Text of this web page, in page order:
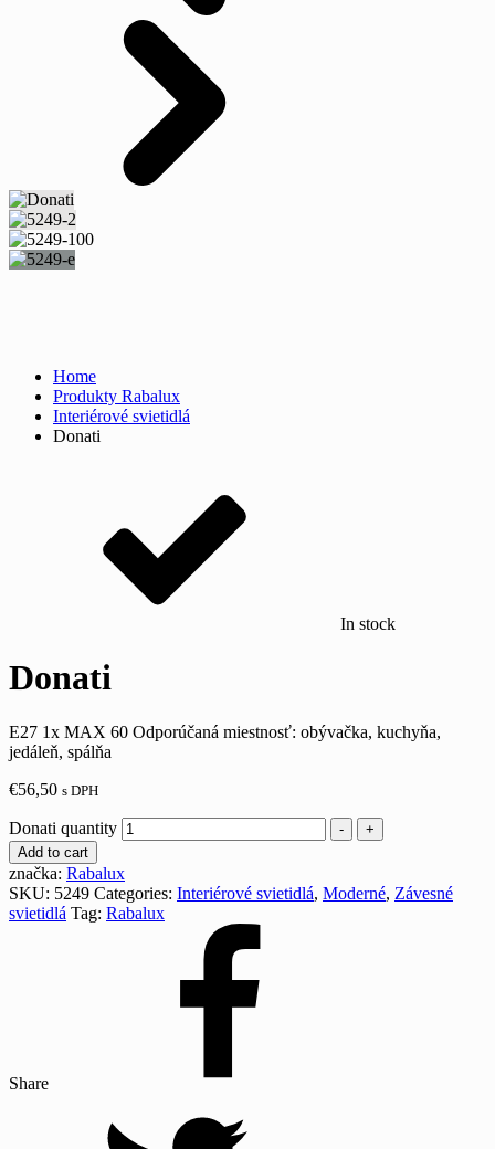
Home
Produkty Rabalux
Interiérové svietidlá
Donati
In stock
Donati
E27 1x MAX 60 Odporúčaná miestnosť: obývačka, kuchyňa,
jedáleň, spálňa
€56,50 s DPH
Donati quantity -
+
Add to cart
značka: Rabalux
SKU: 5249 Categories: Interiérové svietidlá, Moderné, Závesné
svietidlá Tag: Rabalux
Share